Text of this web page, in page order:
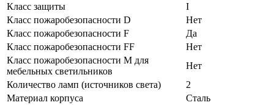
Класс защиты
I
Класс пожаробезопасности D
Нет
Класс пожаробезопасности F
Да
Класс пожаробезопасности FF
Нет
Класс пожаробезопасности М для
мебельных светильников
Нет
Количество ламп (источников света)
2
Материал корпуса
Сталь